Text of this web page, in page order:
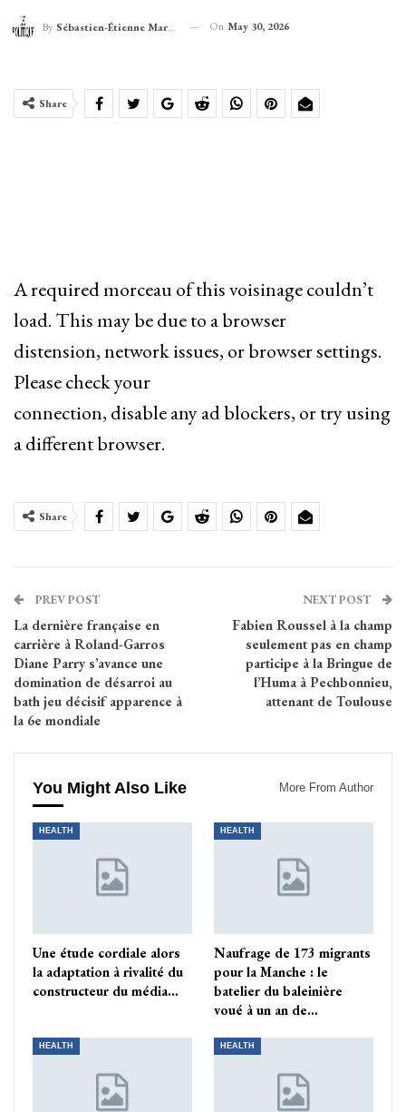
By Sébastien-Étienne Marechal On May 30, 2026
Share
A required morceau of this voisinage couldn’t
load. This may be due to a browser
distension, network issues, or browser settings.
Please check your
connection, disable any ad blockers, or try using
a different browser.
Share
PREV POST
La dernière française en
carrière à Roland-Garros
Diane Parry s’avance une
domination de désarroi au
bath jeu décisif apparence à
la 6e mondiale
NEXT POST
Fabien Roussel à la champ
seulement pas en champ
participe à la Bringue de
l’Huma à Pechbonnieu,
attenant de Toulouse
You Might Also Like More From Author
HEALTH
Une étude cordiale alors
la adaptation à rivalité du
constructeur du média…
HEALTH
Naufrage de 173 migrants
pour la Manche : le
batelier du baleinière
voué à un an de…
HEALTH HEALTH